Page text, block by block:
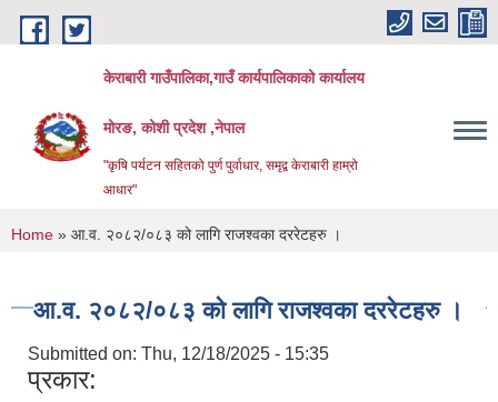
Skip to main content
केराबारी गाउँपालिका,गाउँ कार्यपालिकाको कार्यालय
मोरङ, कोशी प्रदेश ,नेपाल
"कृषि पर्यटन सहितको पुर्ण पुर्वाधार, समृद्व केराबारी हाम्रो
आधार"
You are here
Home » आ.व. २०८२/०८३ को लागि राजश्वका दररेटहरु ।
आ.व. २०८२/०८३ को लागि राजश्वका दररेटहरु ।
Submitted on: Thu, 12/18/2025 - 15:35
प्रकार: